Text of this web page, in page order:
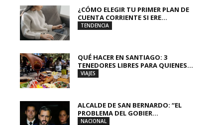
¿CÓMO ELEGIR TU PRIMER PLAN DE
CUENTA CORRIENTE SI ERE...
TENDENCIA
QUÉ HACER EN SANTIAGO: 3
TENEDORES LIBRES PARA QUIENES...
VIAJES
ALCALDE DE SAN BERNARDO: “EL
PROBLEMA DEL GOBIER...
NACIONAL